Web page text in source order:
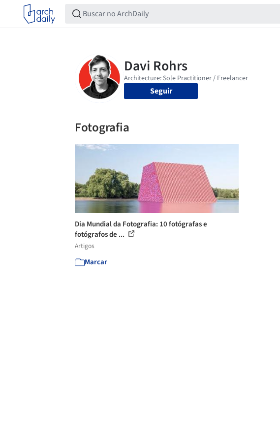
Seguir
Fotografia
Dia Mundial da Fotografia: 10 fotógrafas e
fotógrafos de ...
Artigos
Marcar